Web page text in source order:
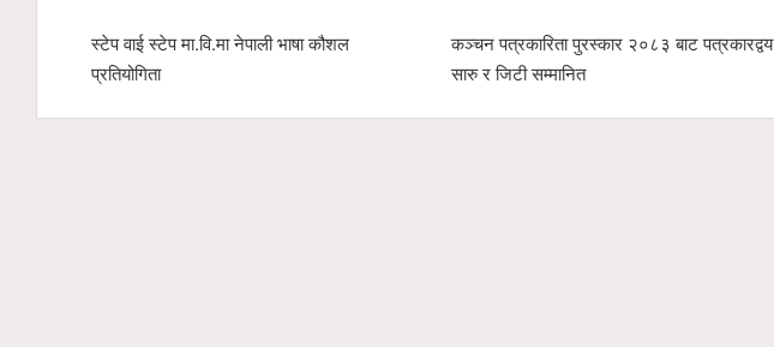
स्टेप वाई स्टेप मा.वि.मा नेपाली भाषा कौशल
प्रतियोगिता
कञ्चन पत्रकारिता पुरस्कार २०८३ बाट पत्रकारद्वय
सारु र जिटी सम्मानित